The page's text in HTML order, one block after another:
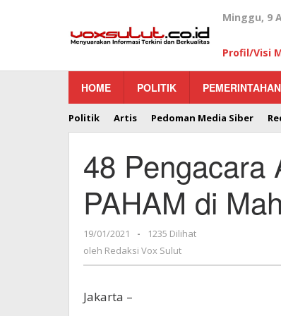
Minggu, 9
Profil/Visi
HOME POLITIK PEMERINTAHAN
Politik Artis Pedoman Media Siber
48 Pengacara
PAHAM di
19/01/2021
oleh
Redaksi
-
1235 Dilihat
oleh Redaksi Vox Sulut
Jakarta –